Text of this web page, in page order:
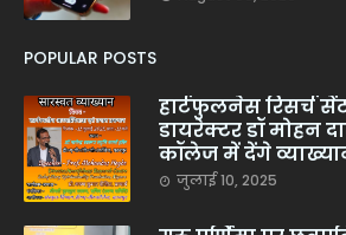
POPULAR POSTS
हार्टफुलनेस रिसर्च
डायरेक्टर डॉ मोहन
कॉलेज में देंगे
जुलाई 10, 2025